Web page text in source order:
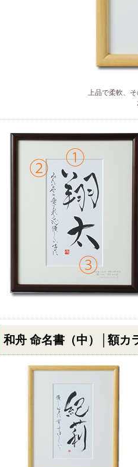
上品で柔軟、
和舟 命名書（中）│額カ